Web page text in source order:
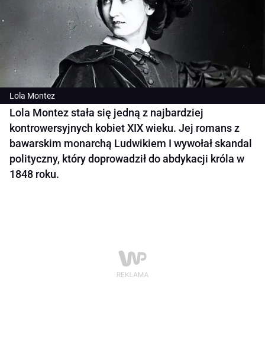
Lola Montez
Lola Montez stała się jedną z najbardziej
kontrowersyjnych kobiet XIX wieku. Jej romans z
bawarskim monarchą Ludwikiem I wywołał skandal
polityczny, który doprowadził do abdykacji króla w
1848 roku.